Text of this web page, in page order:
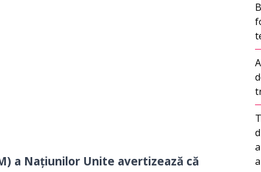
a Națiunilor Unite avertizează că